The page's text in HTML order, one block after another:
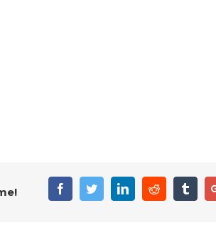
FacebookTwitterLinkedinReddit